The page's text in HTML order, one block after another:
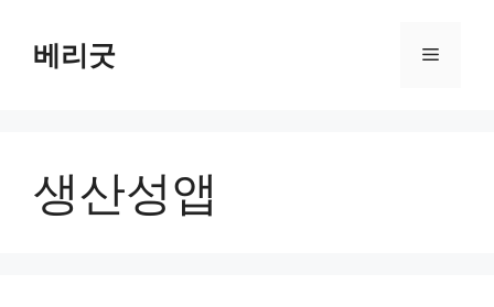
베리굿 메
생산성앱